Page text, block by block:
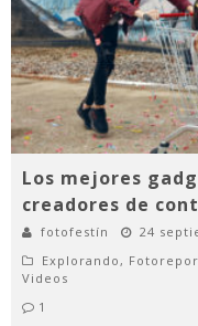
Los mejores
creadores de
fotofestín
24
Explorando ,
Videos
1